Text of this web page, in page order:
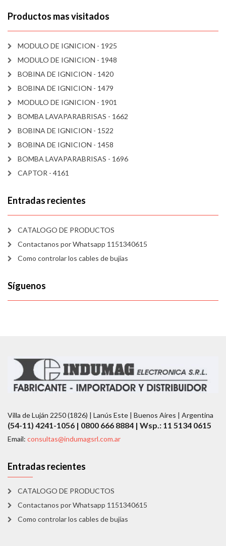
Productos mas visitados
MODULO DE IGNICION - 1925
MODULO DE IGNICION - 1948
BOBINA DE IGNICION - 1420
BOBINA DE IGNICION - 1479
MODULO DE IGNICION - 1901
BOMBA LAVAPARABRISAS - 1662
BOBINA DE IGNICION - 1522
BOBINA DE IGNICION - 1458
BOMBA LAVAPARABRISAS - 1696
CAPTOR - 4161
Entradas recientes
CATALOGO DE PRODUCTOS
Contactanos por Whatsapp 1151340615
Como controlar los cables de bujías
Síguenos
Villa de Luján 2250 (1826) | Lanús Este | Buenos Aires | Argentina
(54-11) 4241-1056 | 0800 666 8884 | Wsp.: 11 5134 0615
Email: consultas@indumagsrl.com.ar
Entradas recientes
CATALOGO DE PRODUCTOS
Contactanos por Whatsapp 1151340615
Como controlar los cables de bujías